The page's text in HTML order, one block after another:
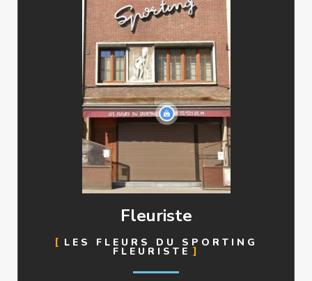
Fleuriste
LES FLEURS DU SPORTING
FLEURISTE